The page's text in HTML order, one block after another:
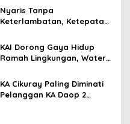
Gempa Pangandaran
Nyaris Tanpa
Keterlambatan, Ketepatan
Tembus 99,85 Persen
KAI Dorong Gaya Hidup
Ramah Lingkungan, Water
2,99 Juta Botol Plastik
KA Cikuray Paling Diminati
Pelanggan KA Daop 2